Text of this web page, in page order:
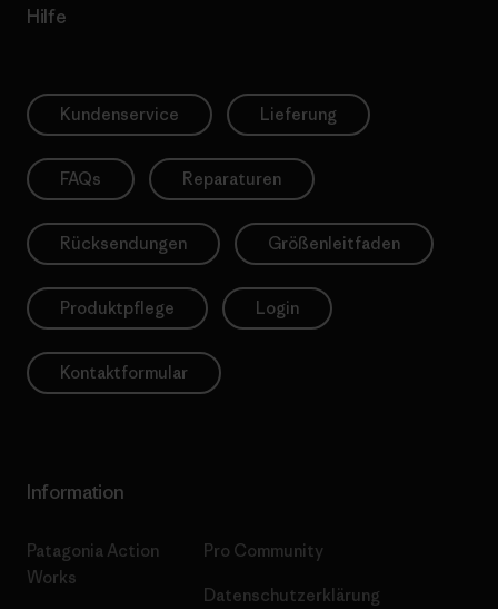
Hilfe
Kundenservice Lieferung
FAQs Reparaturen
Rücksendungen Größenleitfaden
Produktpflege Login
Kontaktformular
Information
Patagonia Action
Works
Pro Community
Datenschutzerklärung